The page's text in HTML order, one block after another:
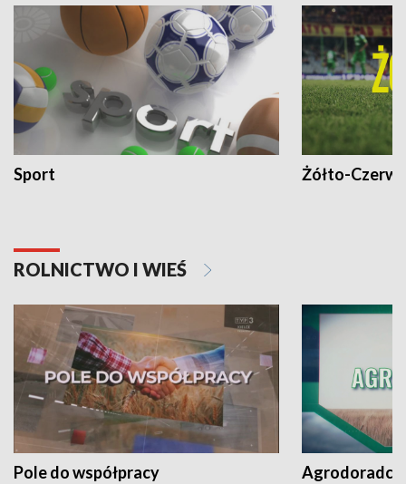
Sport Żółto-
ROLNICTWO I WIEŚ
Pole do współpracy Agrodoradcy